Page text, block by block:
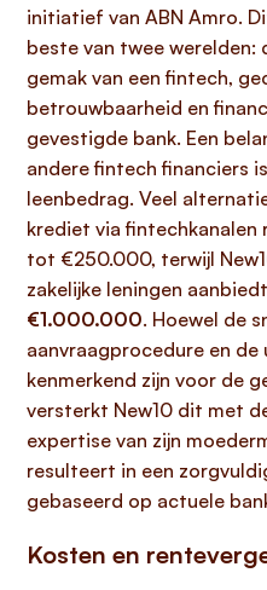
initiatief van ABN Amro.
beste van twee
gemak van een fintech,
betrouwbaarheid en
gevestigde bank. Een
andere fintech financiers
leenbedrag. Veel
krediet via
tot €250.000, terwijl
zakelijke leningen
€1.000.000. Hoewel de
aanvraagprocedure en
kenmerkend zijn voor de
versterkt New10 dit met
expertise van zijn
resulteert in een
gebaseerd op actuele
Kosten en